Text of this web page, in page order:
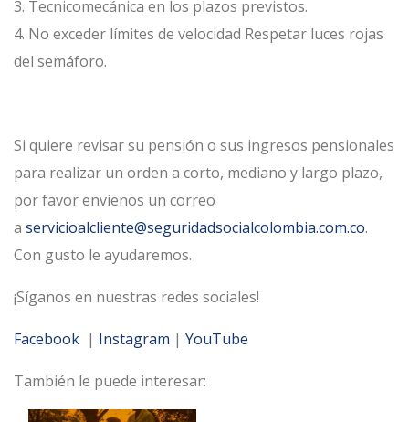
3. Tecnicomecánica en los plazos previstos.
4. No exceder límites de velocidad Respetar luces rojas
del semáforo.
Si quiere revisar su pensión o sus ingresos pensionales
para realizar un orden a corto, mediano y largo plazo,
por favor envíenos un correo
a servicioalcliente@seguridadsocialcolombia.com.co.
Con gusto le ayudaremos.
¡Síganos en nuestras redes sociales!
Facebook | Instagram | YouTube
También le puede interesar: